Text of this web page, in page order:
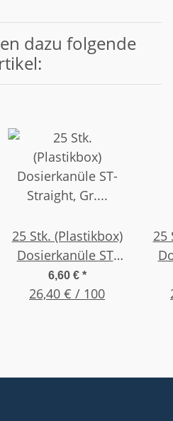
dazu folgende
25 Stk. (Plastikbox)
Dosierkanüle ST-
Straight, Gr. 23G
0,25" (6,35mm)
6,60 € *
26,40 € / 100
25